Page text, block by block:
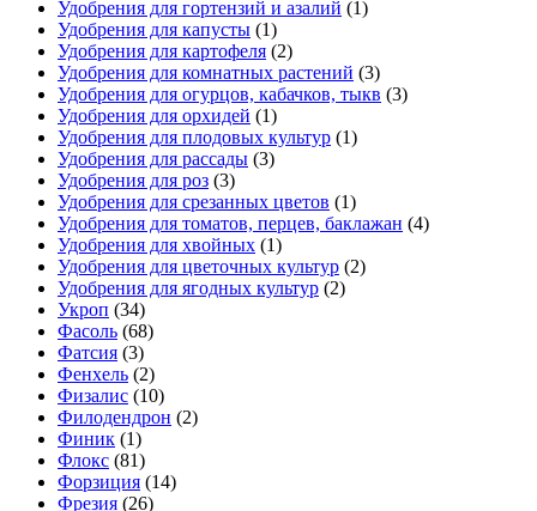
Удобрения для гортензий и азалий (1)
Удобрения для капусты (1)
Удобрения для картофеля (2)
Удобрения для комнатных растений (3)
Удобрения для огурцов, кабачков, тыкв (3)
Удобрения для орхидей (1)
Удобрения для плодовых культур (1)
Удобрения для рассады (3)
Удобрения для роз (3)
Удобрения для срезанных цветов (1)
Удобрения для томатов, перцев, баклажан (4)
Удобрения для хвойных (1)
Удобрения для цветочных культур (2)
Удобрения для ягодных культур (2)
Укроп (34)
Фасоль (68)
Фатсия (3)
Фенхель (2)
Физалис (10)
Филодендрон (2)
Финик (1)
Флокс (81)
Форзиция (14)
Фрезия (26)